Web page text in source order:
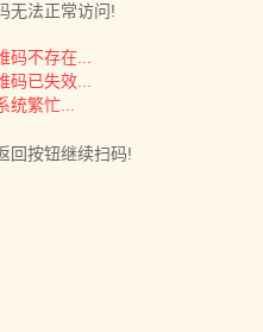
无法正常访问!
码不存在...
码已失效...
统繁忙...
回按钮继续扫码!